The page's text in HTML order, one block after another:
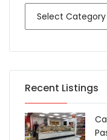
Recent Listings